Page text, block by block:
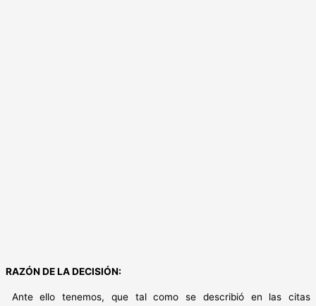
RAZÓN DE LA DECISIÓN:
Ante ello tenemos, que tal como se describió en las citas